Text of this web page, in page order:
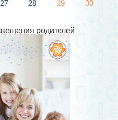
27 28 29
30
родителей